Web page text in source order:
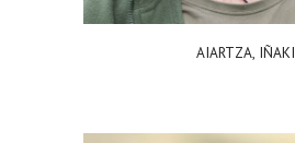
AIARTZA, IÑAKI